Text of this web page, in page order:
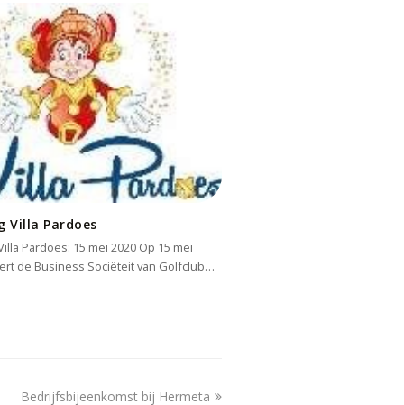
Villa Pardoes
Pardoes: 15 mei 2020 Op 15 mei
de Business Sociëteit van Golfclub…
next
Bedrijfsbijeenkomst bij Hermeta